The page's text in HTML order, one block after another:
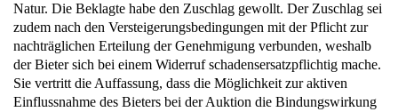
Natur. Die Beklagte habe den Zuschlag gewollt. Der Zuschlag sei
zudem nach den Versteigerungsbedingungen mit der Pflicht zur
nachträglichen Erteilung der Genehmigung verbunden, weshalb
der Bieter sich bei einem Widerruf schadensersatzpflichtig mache.
Sie vertritt die Auffassung, dass die Möglichkeit zur aktiven
Einflussnahme des Bieters bei der Auktion die Bindungswirkung